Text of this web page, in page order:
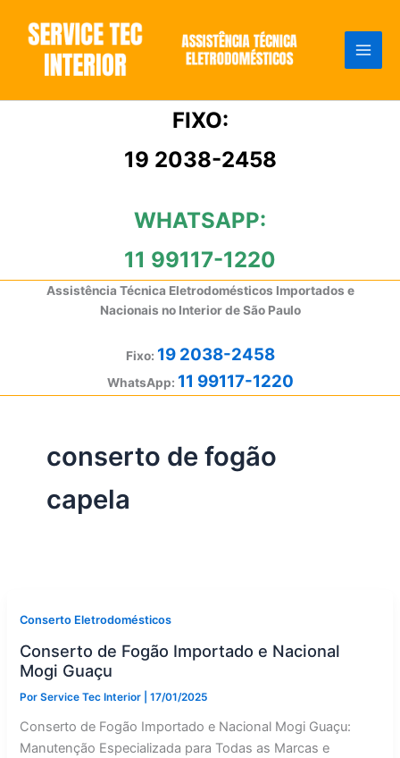
conteúdo
FIXO:
19 2038-2458
WHATSAPP:
11 99117-1220
Assistência Técnica Eletrodomésticos Importados e
Nacionais no Interior de São Paulo
Fixo: 19 2038-2458
WhatsApp: 11 99117-1220
conserto de fogão
capela
Conserto Eletrodomésticos
Conserto de Fogão Importado e Nacional
Mogi Guaçu
PorService Tec Interior |17/01/2025
Conserto de Fogão Importado e Nacional Mogi Guaçu:
Manutenção Especializada para Todas as Marcas e